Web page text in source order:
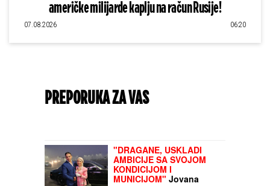
američke milijarde kaplju na račun Rusije!
07.08.2026 06:20
PREPORUKA ZA VAS
"DRAGANE, USKLADI
AMBICIJE SA SVOJOM
KONDICIJOM I
MUNICIJOM" Jovana